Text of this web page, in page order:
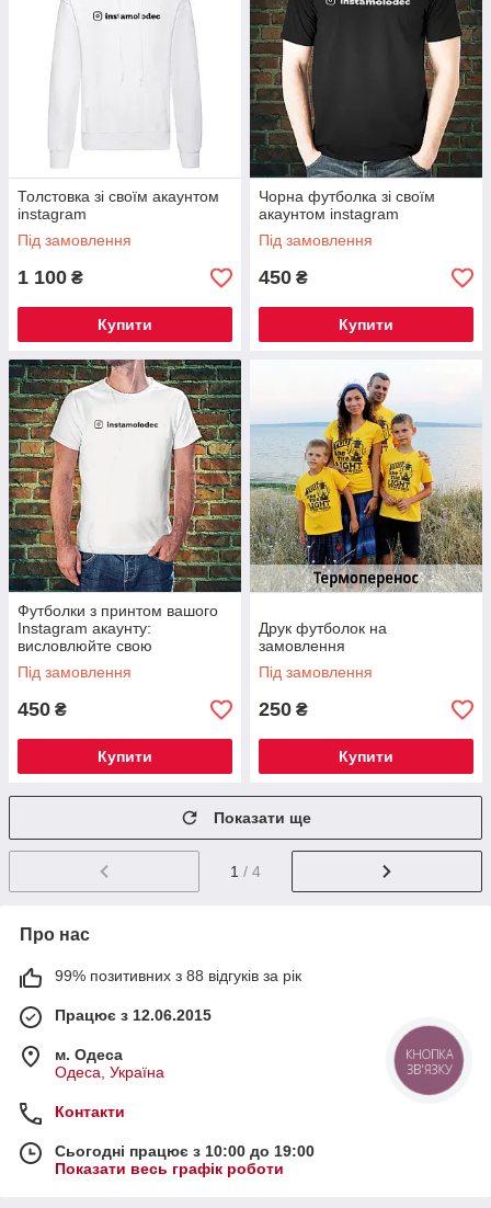
Толстовка зі своїм акаунтом
instagram
Під замовлення
1 100 ₴
Купити
Чорна футболка зі своїм
акаунтом instagram
Під замовлення
450 ₴
Купити
Футболки з принтом вашого
Instagram акаунту:
висловлюйте свою
індивідуальність через
соціальні мережі
Під замовлення
450 ₴
Купити
Друк футболок на
замовлення
Під замовлення
250 ₴
Купити
Показати ще
1 / 4
Про нас
99% позитивних з 88 відгуків за рік
Працює з 12.06.2015
м. Одеса
Одеса, Україна
Контакти
Сьогодні працює з 10:00 до 19:00
Показати весь графік роботи
КНОПКА
ЗВ'ЯЗКУ